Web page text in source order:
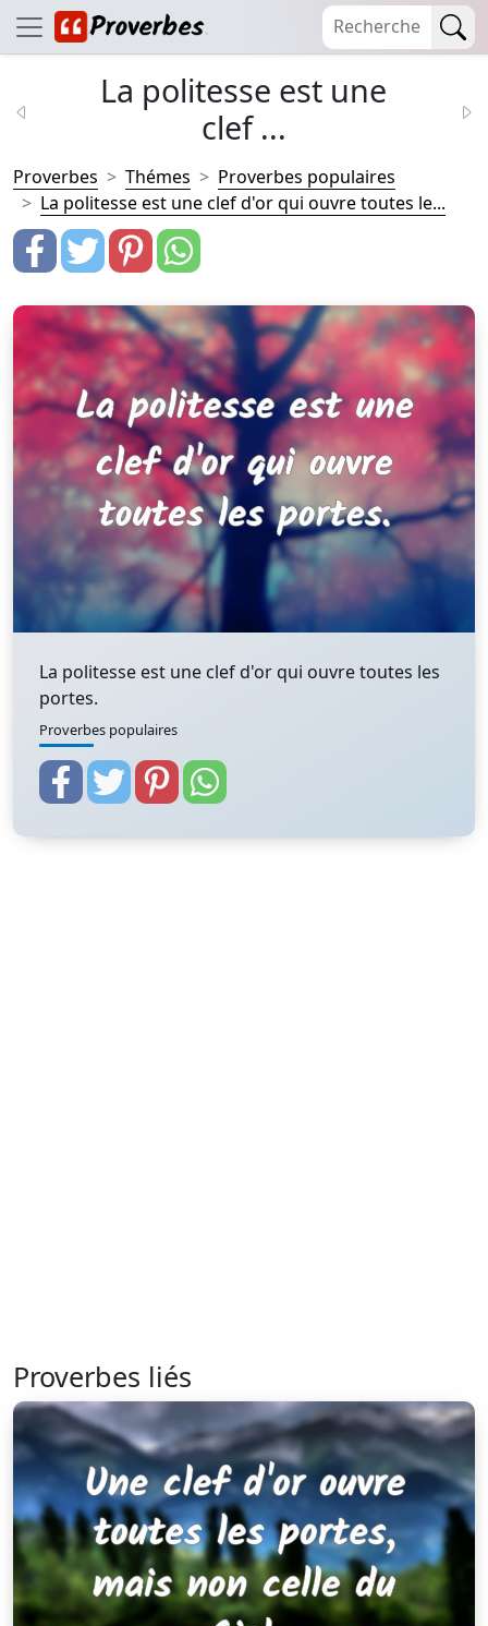
La politesse est une
clef ...
Proverbes Thémes
Proverbes populaires
La politesse est une clef d'or qui ouvre toutes le...
La politesse est une clef d'or qui ouvre toutes les
portes.
Proverbes populaires
Proverbes liés